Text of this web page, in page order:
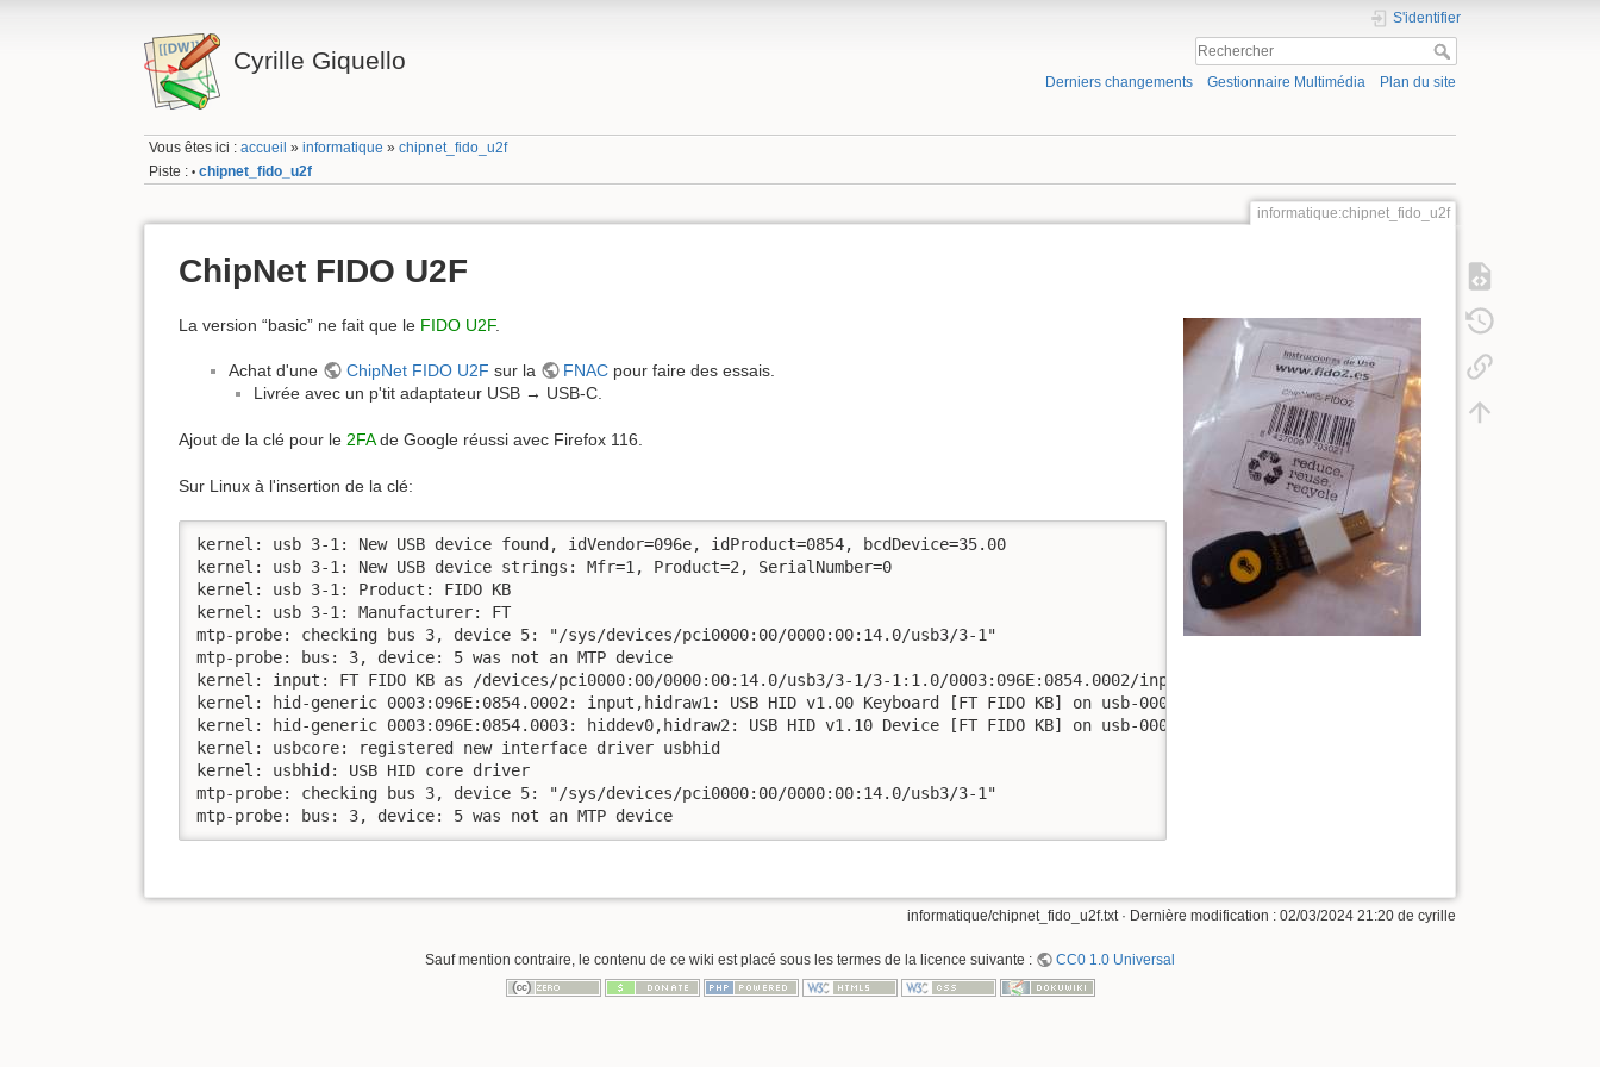
Cyrille Giquello
S'identifier
Derniers changements Gestionnaire Multimédia Plan du site
Vous êtes ici :accueil »informatique »chipnet_fido_u2f
Piste : • chipnet_fido_u2f
informatique:chipnet_fido_u2f
ChipNet FIDO U2F
La version “basic” ne fait que le FIDO U2F.
Achat d'une ChipNet FIDO U2F sur la FNAC pour faire des essais.
Livrée avec un p'tit adaptateur USB → USB-C.
Ajout de la clé pour le 2FAde Google réussi avec Firefox 116.
Sur Linux à l'insertion de la clé:
kernel: usb 3-1: New USB device found, idVendor=096e, idProduct=0854, bcdDevice=35.00
kernel: usb 3-1: New USB device strings: Mfr=1, Product=2, SerialNumber=0
kernel: usb 3-1: Product: FIDO KB
kernel: usb 3-1: Manufacturer: FT
mtp-probe: checking bus 3, device 5: "/sys/devices/pci0000:00/0000:00:14.0/usb3/3-1"
mtp-probe: bus: 3, device: 5 was not an MTP device
kernel: input: FT FIDO KB as /devices/pci0000:00/0000:00:14.0/usb3/3-1/3-1:1.0/0003:096E:0854.0002/input/input19
kernel: hid-generic 0003:096E:0854.0002: input,hidraw1: USB HID v1.00 Keyboard [FT FIDO KB] on usb-0000:00:14.0-1/input0
kernel: hid-generic 0003:096E:0854.0003: hiddev0,hidraw2: USB HID v1.10 Device [FT FIDO KB] on usb-0000:00:14.0-1/input1
kernel: usbcore: registered new interface driver usbhid
kernel: usbhid: USB HID core driver
mtp-probe: checking bus 3, device 5: "/sys/devices/pci0000:00/0000:00:14.0/usb3/3-1"
mtp-probe: bus: 3, device: 5 was not an MTP device
informatique/chipnet_fido_u2f.txt· Dernière modification : 02/03/2024 21:20 de cyrille
Sauf mention contraire, le contenu de ce wiki est placé sous les termes de la licence suivante : CC0 1.0 Universal